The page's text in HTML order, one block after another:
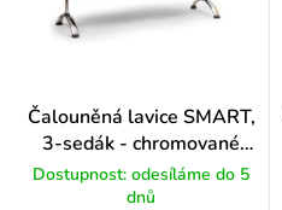
Čalouněná lavice SMART,
3-sedák - chromované
nohy, modrá
Dostupnost: odesíláme do 5
dnů